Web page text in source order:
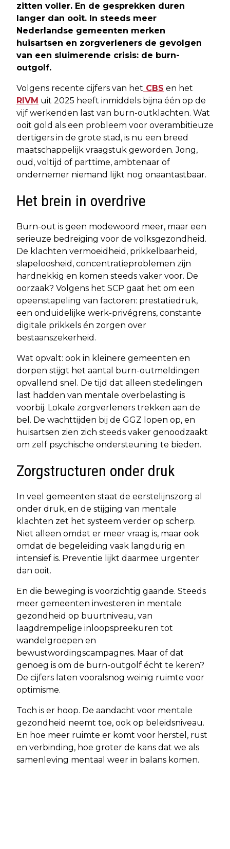
zitten voller. En de gesprekken duren
langer dan ooit. In steeds meer
Nederlandse gemeenten merken
huisartsen en zorgverleners de gevolgen
van een sluimerende crisis: de burn-
outgolf.
Volgens recente cijfers van het CBS en het
RIVM uit 2025 heeft inmiddels bijna één op de
vijf werkenden last van burn-outklachten. Wat
ooit gold als een probleem voor overambitieuze
dertigers in de grote stad, is nu een breed
maatschappelijk vraagstuk geworden. Jong,
oud, voltijd of parttime, ambtenaar of
ondernemer niemand lijkt nog onaantastbaar.
Het brein in overdrive
Burn-out is geen modewoord meer, maar een
serieuze bedreiging voor de volksgezondheid.
De klachten vermoeidheid, prikkelbaarheid,
slapeloosheid, concentratieproblemen zijn
hardnekkig en komen steeds vaker voor. De
oorzaak? Volgens het SCP gaat het om een
opeenstapeling van factoren: prestatiedruk,
een onduidelijke werk-privégrens, constante
digitale prikkels én zorgen over
bestaanszekerheid.
Wat opvalt: ook in kleinere gemeenten en
dorpen stijgt het aantal burn-outmeldingen
opvallend snel. De tijd dat alleen stedelingen
last hadden van mentale overbelasting is
voorbij. Lokale zorgverleners trekken aan de
bel. De wachttijden bij de GGZ lopen op, en
huisartsen zien zich steeds vaker genoodzaakt
om zelf psychische ondersteuning te bieden.
Zorgstructuren onder druk
In veel gemeenten staat de eerstelijnszorg al
onder druk, en de stijging van mentale
klachten zet het systeem verder op scherp.
Niet alleen omdat er meer vraag is, maar ook
omdat de begeleiding vaak langdurig en
intensief is. Preventie lijkt daarmee urgenter
dan ooit.
En die beweging is voorzichtig gaande. Steeds
meer gemeenten investeren in mentale
gezondheid op buurtniveau, van
laagdrempelige inloopspreekuren tot
wandelgroepen en
bewustwordingscampagnes. Maar of dat
genoeg is om de burn-outgolf écht te keren?
De cijfers laten vooralsnog weinig ruimte voor
optimisme.
Toch is er hoop. De aandacht voor mentale
gezondheid neemt toe, ook op beleidsniveau.
En hoe meer ruimte er komt voor herstel, rust
en verbinding, hoe groter de kans dat we als
samenleving mentaal weer in balans komen.